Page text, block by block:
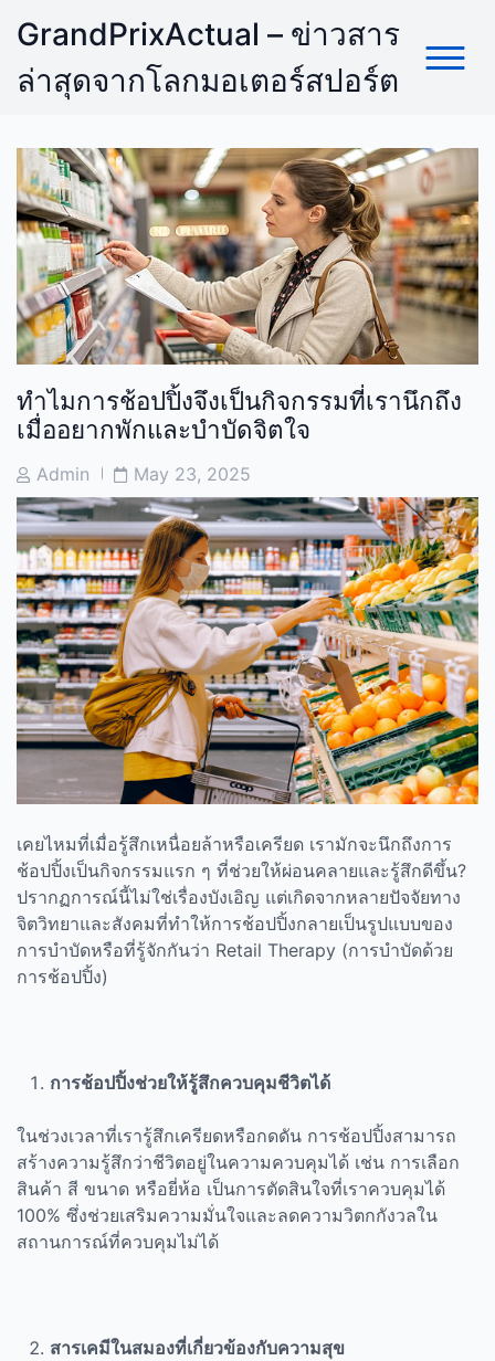
content
GrandPrixActual – ข่าวสาร
ล่าสุดจากโลกมอเตอร์สปอร์ต
ทำไมการช้อปปิ้งจึงเป็นกิจกรรมที่เรานึกถึง
เมื่ออยากพักและบำบัดจิตใจ
Post
Author
Admin
Post
Date
May 23, 2025
เคยไหมที่เมื่อรู้สึกเหนื่อยล้าหรือเครียด เรามักจะนึกถึงการ
ช้อปปิ้งเป็นกิจกรรมแรก ๆ ที่ช่วยให้ผ่อนคลายและรู้สึกดีขึ้น?
ปรากฏการณ์นี้ไม่ใช่เรื่องบังเอิญ แต่เกิดจากหลายปัจจัยทาง
จิตวิทยาและสังคมที่ทำให้การช้อปปิ้งกลายเป็นรูปแบบของ
การบำบัดหรือที่รู้จักกันว่า Retail Therapy (การบำบัดด้วย
การช้อปปิ้ง)
การช้อปปิ้งช่วยให้รู้สึกควบคุมชีวิตได้
ในช่วงเวลาที่เรารู้สึกเครียดหรือกดดัน การช้อปปิ้งสามารถ
สร้างความรู้สึกว่าชีวิตอยู่ในความควบคุมได้ เช่น การเลือก
สินค้า สี ขนาด หรือยี่ห้อ เป็นการตัดสินใจที่เราควบคุมได้
100% ซึ่งช่วยเสริมความมั่นใจและลดความวิตกกังวลใน
สถานการณ์ที่ควบคุมไม่ได้
สารเคมีในสมองที่เกี่ยวข้องกับความสุข